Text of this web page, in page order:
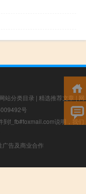
网站分类目录 | 精选推荐文章 | 网
号
到f_fb#foxmail.com说明，我们
告及商业合作